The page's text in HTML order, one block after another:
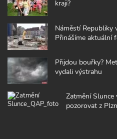
kraji?
Náměstí Republiky
Přinášíme aktuální
Přijdou bouřky?
vydali výstrahu
Zatmění Slunce
pozorovat z